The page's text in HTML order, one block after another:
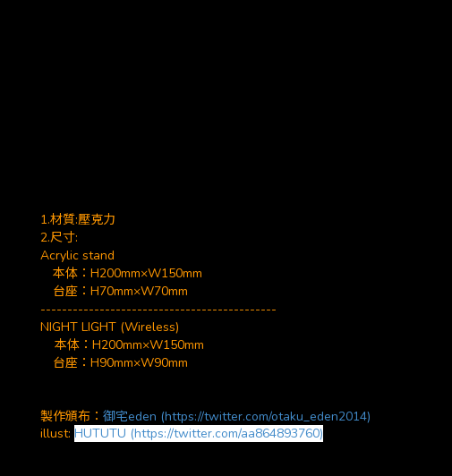
1.材質:壓克力
2.尺寸:
Acrylic stand
本体：H200mm×W150mm
台座：H70mm×W70mm
--------------------------------------------
NIGHT LIGHT (Wireless)
本体：H200mm×W150mm
台座：H90mm×W90mm
製作頒布： 御宅eden (https://twitter.com/otaku_eden2014)
illust: HUTUTU (https://twitter.com/aa864893760)